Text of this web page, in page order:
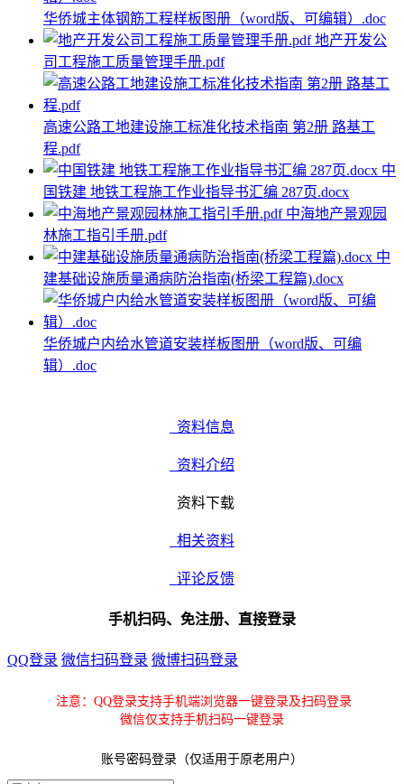
华侨城主体钢筋工程样板图册（word版、可编辑）.doc
地产开发公
司工程施工质量管理手册.pdf
高速公路工地建设施工标准化技术指南 第2册 路基工
程.pdf
中
国铁建 地铁工程施工作业指导书汇编 287页.docx
中海地产景观园
林施工指引手册.pdf
中
建基础设施质量通病防治指南(桥梁工程篇).docx
华侨城户内给水管道安装样板图册（word版、可编
辑）.doc
资料信息
资料介绍
资料下载
相关资料
评论反馈
手机扫码、免注册、直接登录
QQ登录 微信扫码登录 微博扫码登录
注意：QQ登录支持手机端浏览器一键登录及扫码登录
微信仅支持手机扫码一键登录
账号密码登录（仅适用于原老用户）